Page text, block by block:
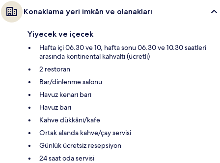
Konaklama yeri imkân ve olanakları
Yiyecek ve içecek
Hafta içi 06.30 ve 10, hafta sonu 06.30 ve 10.30 saatleri
arasında kontinental kahvaltı (ücretli)
2 restoran
Bar/dinlenme salonu
Havuz kenarı barı
Havuz barı
Kahve dükkânı/kafe
Ortak alanda kahve/çay servisi
Günlük ücretsiz resepsiyon
24 saat oda servisi